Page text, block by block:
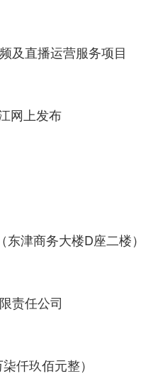
及直播运营服务项目
网上发布
津商务大楼D座二楼）
责任公司
仟玖佰元整）